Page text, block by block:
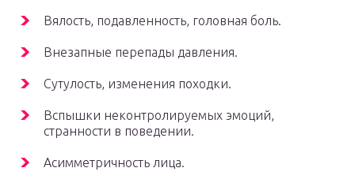
Вялость, подавленность, головная боль.
Внезапные перепады давления.
Сутулость, изменения походки.
Вспышки неконтролируемых эмоций,
странности в поведении.
Асимметричность лица.